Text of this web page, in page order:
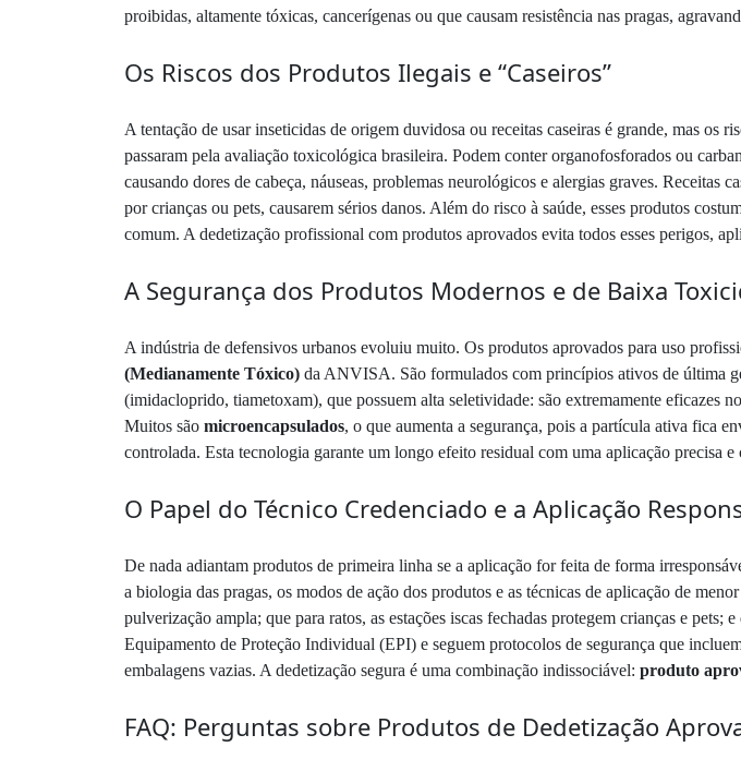
proibidas, altamente tóxicas, cancerígenas ou que causam resistência nas pragas,
Os Riscos dos Produtos Ilegais e “Caseiros”
A tentação de usar inseticidas de origem duvidosa ou receitas caseiras é grande, mas os
passaram pela avaliação toxicológica brasileira. Podem conter organofosforados ou
causando dores de cabeça, náuseas, problemas neurológicos e alergias graves.
por crianças ou pets, causarem sérios danos. Além do risco à saúde, esses produtos
comum. A dedetização profissional com produtos aprovados evita todos esses perigos,
A Segurança dos Produtos Modernos e de Baixa
A indústria de defensivos urbanos evoluiu muito. Os produtos aprovados para uso
(Medianamente Tóxico) da ANVISA. São formulados com princípios ativos de última
(imidacloprido, tiametoxam), que possuem alta seletividade: são extremamente eficazes
Muitos são microencapsulados, o que aumenta a segurança, pois a partícula ativa fica
controlada. Esta tecnologia garante um longo efeito residual com uma aplicação precisa e
O Papel do Técnico Credenciado e a Aplicação
De nada adiantam produtos de primeira linha se a aplicação for feita de forma
a biologia das pragas, os modos de ação dos produtos e as técnicas de aplicação de
pulverização ampla; que para ratos, as estações iscas fechadas protegem crianças e
Equipamento de Proteção Individual (EPI) e seguem protocolos de segurança que
embalagens vazias. A dedetização segura é uma combinação indissociável: produto
FAQ: Perguntas sobre Produtos de Dedetização